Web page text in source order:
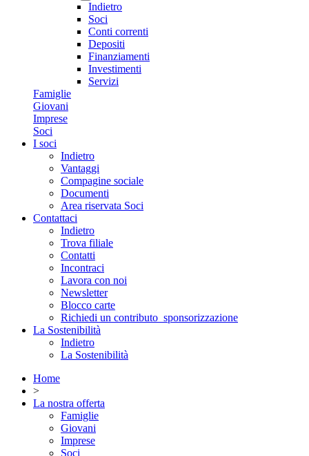
Indietro
Soci
Conti correnti
Depositi
Finanziamenti
Investimenti
Servizi
Famiglie
Giovani
Imprese
Soci
I soci
Indietro
Vantaggi
Compagine sociale
Documenti
Area riservata Soci
Contattaci
Indietro
Trova filiale
Contatti
Incontraci
Lavora con noi
Newsletter
Blocco carte
Richiedi un contributo_sponsorizzazione
La Sostenibilità
Indietro
La Sostenibilità
Home
>
La nostra offerta
Famiglie
Giovani
Imprese
Soci